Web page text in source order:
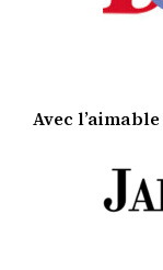
Avec